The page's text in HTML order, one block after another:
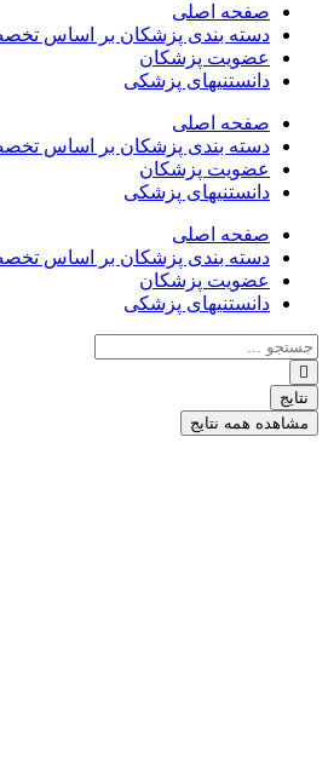
صفحه اصلی
دسته بندی پزشکان بر اساس
عضویت پزشکان
دانستنیهای پزشکی
صفحه اصلی
دسته بندی پزشکان بر اساس
عضویت پزشکان
دانستنیهای پزشکی
صفحه اصلی
دسته بندی پزشکان بر اساس
عضویت پزشکان
دانستنیهای پزشکی
جستجو
...
نتایج
مشاهده همه نتایج